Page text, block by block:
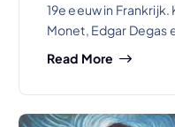
19e eeuw in
Monet, Edgar Degas
Read More